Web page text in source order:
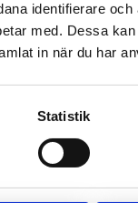
identifierare och
med. Dessa
in när du har
Statistik
vinsch). Alla ATV